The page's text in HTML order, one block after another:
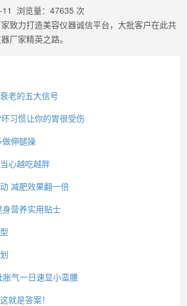
浏览量： 47635 次
致力打造美容仪器诚信平台，大批客户在此共
厂家精英之路。
老的五大信号
习惯让你的胃很受伤
伸腿操
心越吃越胖
减肥效果翻一倍
营养实用贴士
气一日速显小蛮腰
就是答案！